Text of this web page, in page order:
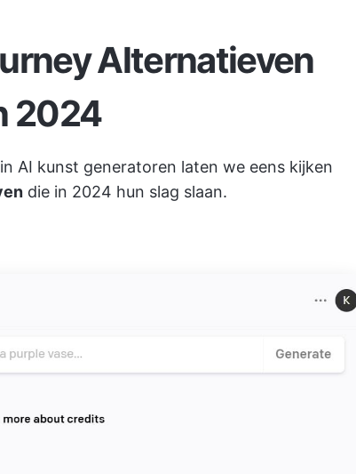
Alternatieven
2024
AI kunst generatoren laten we eens kijken
die in 2024 hun slag slaan.